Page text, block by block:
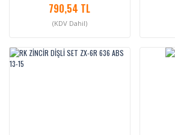
790,54 TL
(KDV Dahil)